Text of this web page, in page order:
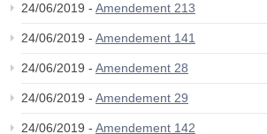
24/06/2019 - Amendement 213
24/06/2019 - Amendement 141
24/06/2019 - Amendement 28
24/06/2019 - Amendement 29
24/06/2019 - Amendement 142